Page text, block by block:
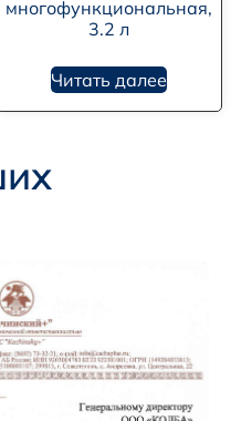
многофункциональная,
3.2 л
Читать далее